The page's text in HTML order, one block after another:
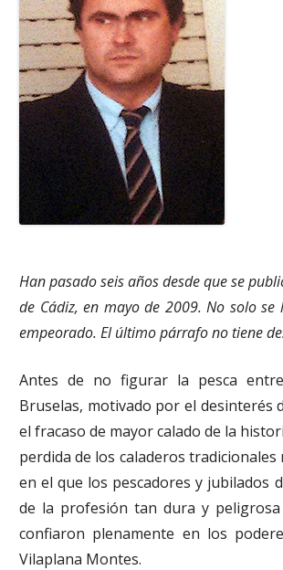
Han pasado seis años desde que se
de Cádiz, en mayo de 2009. No solo
empeorado. El último párrafo no tiene
Antes de no figurar la pesca
Bruselas, motivado por el desinterés
el fracaso de mayor calado de la
perdida de los caladeros
en el que los pescadores y jubilados
de la profesión tan dura y
confiaron plenamente en los
Vilaplana Montes.